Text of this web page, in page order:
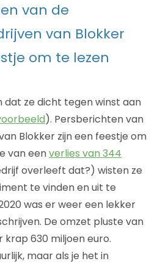
van de
van Blokker
om te lezen
dat ze dicht tegen winst aan
). Persberichten van
Blokker zijn een feestje om
van eenverlies van 344
overleeft dat?) wisten ze
te vinden en uit te
was er weer een lekker
De omzet pluste van
krap 630 miljoen euro.
maar als je het in